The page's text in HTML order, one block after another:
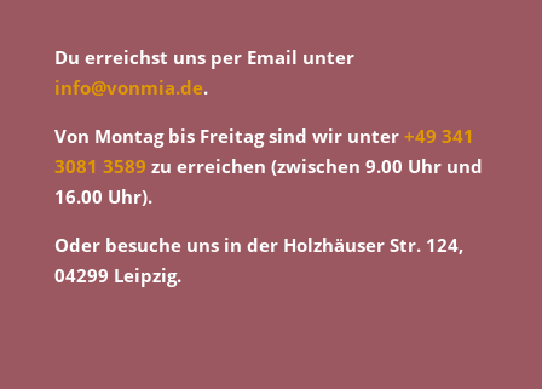
Du erreichst uns per Email unter
info@vonmia.de.
Von Montag bis Freitag sind wir unter +49 341
3081 3589 zu erreichen (zwischen 9.00 Uhr und
16.00 Uhr).
Oder besuche uns in der Holzhäuser Str. 124,
04299 Leipzig.